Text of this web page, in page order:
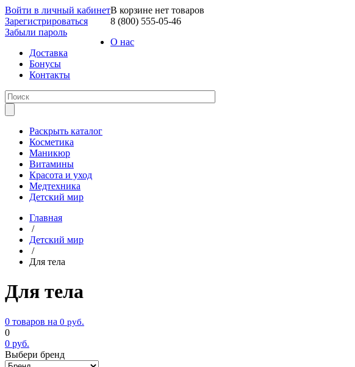
Войти в личный кабинет
Зарегистрироваться
Забыли пароль
В корзине нет товаров
8 (800) 555-05-46
О нас
Доставка
Бонусы
Контакты
Раскрыть каталог
Косметика
Маникюр
Витамины
Красота и уход
Медтехника
Детский мир
Главная
/
Детский мир
/
Для тела
Для тела
0 товаров на 0 руб.
0
0 руб.
Выбери бренд